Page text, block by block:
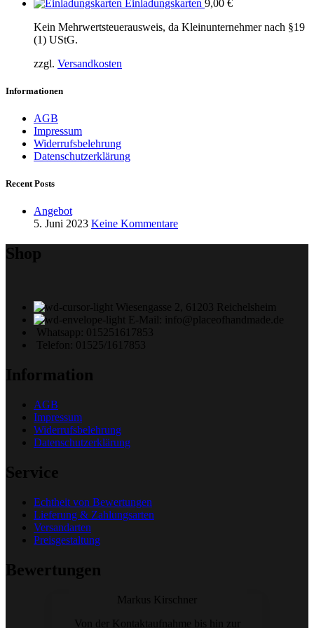
Einladungskarten 9,00 €
Kein Mehrwertsteuerausweis, da Kleinunternehmer nach §19
(1) UStG.
zzgl. Versandkosten
Informationen
AGB
Impressum
Widerrufsbelehrung
Datenschutzerklärung
Recent Posts
Angebot
5. Juni 2023 Keine Kommentare
Shop
Wiesengasse 2, 61203 Reichelsheim
E-Mail: info@placeofhandmade.de
Whatsapp: 015251617853
Telefon: 01525/1617853
Information
AGB
Impressum
Widerrufsbelehrung
Datenschutzerklärung
Service
Echtheit von Bewertungen
Lieferung & Zahlungsarten
Versandarten
Preisgestaltung
Bewertungen
Markus Kirschner
Von der Kontaktaufnahme bis hin zur